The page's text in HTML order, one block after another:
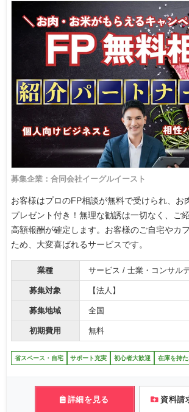
募集企業：合同会社イーグルイースト
お客様はプロのFP相談が無料で受けられ、お
プレゼント付き！無理な勧誘は一切なく、ご
高額報酬が確定します。お客様のご自宅やカ
ため、大変喜ばれるサービスです。
業種 サービス / 士業・コンサル
募集対象 【法人】
募集地域 全国
初期費用 無料
省スペース・自宅 サポート充実 初心者大歓迎 在庫を持
詳細を見る 資料請